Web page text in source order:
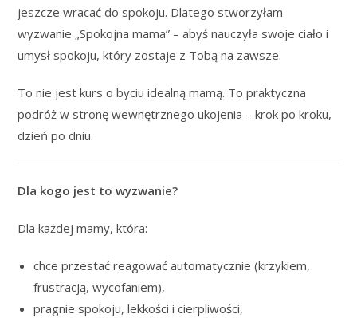
jeszcze wracać do spokoju. Dlatego stworzyłam
wyzwanie „Spokojna mama” – abyś nauczyła swoje ciało i
umysł spokoju, który zostaje z Tobą na zawsze.
To nie jest kurs o byciu idealną mamą. To praktyczna
podróż w stronę wewnętrznego ukojenia – krok po kroku,
dzień po dniu.
Dla kogo jest to wyzwanie?
Dla każdej mamy, która:
chce przestać reagować automatycznie (krzykiem,
frustracją, wycofaniem),
pragnie spokoju, lekkości i cierpliwości,